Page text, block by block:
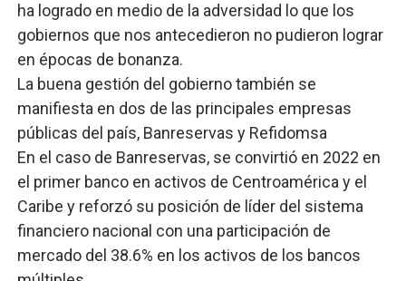
ha logrado en medio de la adversidad lo que los
gobiernos que nos antecedieron no pudieron lograr
en épocas de bonanza.
La buena gestión del gobierno también se
manifiesta en dos de las principales empresas
públicas del país, Banreservas y Refidomsa
En el caso de Banreservas, se convirtió en 2022 en
el primer banco en activos de Centroamérica y el
Caribe y reforzó su posición de líder del sistema
financiero nacional con una participación de
mercado del 38.6% en los activos de los bancos